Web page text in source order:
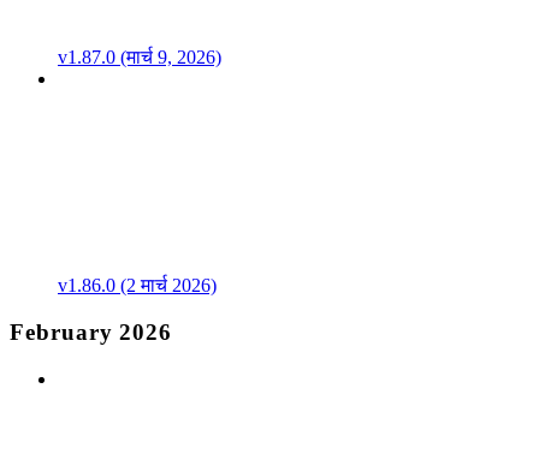
v1.87.0 (मार्च 9, 2026)
v1.86.0 (2 मार्च 2026)
February 2026